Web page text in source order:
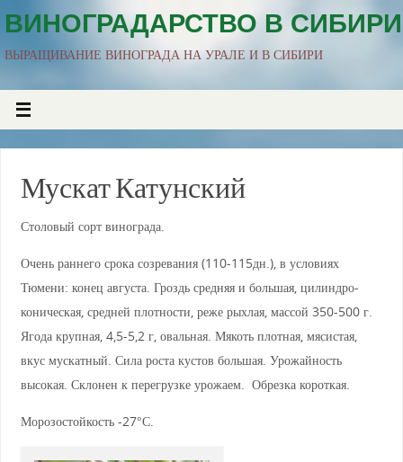
ВИНОГРАДАРСТВО В СИБИРИ
ВЫРАЩИВАНИЕ ВИНОГРАДА НА УРАЛЕ И В СИБИРИ
Мускат Катунский
Столовый сорт винограда.
Очень раннего срока созревания (110-115дн.), в условиях
Тюмени: конец августа. Гроздь средняя и большая, цилиндро-
коническая, средней плотности, реже рыхлая, массой 350-500 г.
Ягода крупная, 4,5-5,2 г, овальная. Мякоть плотная, мясистая,
вкус мускатный. Сила роста кустов большая. Урожайность
высокая. Склонен к перегрузке урожаем. Обрезка короткая.
Морозостойкость -27°С.